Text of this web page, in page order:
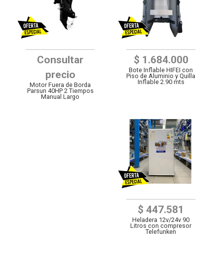
Consultar
precio
Motor Fuera de Borda
Parsun 40HP 2 Tiempos
Manual Largo
$ 1.684.000
Bote Inflable HIFEI con
Piso de Aluminio y Quilla
Inflable 2.90 mts
$ 447.581
Heladera 12v/24v 90
Litros con compresor
Telefunken